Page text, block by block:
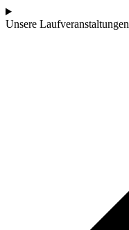
Unsere Laufveranstaltungen